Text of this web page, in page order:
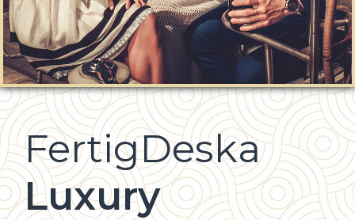
FertigDeska
Luxury